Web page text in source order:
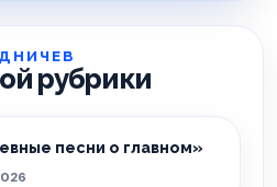
рубрики
песни о главном»